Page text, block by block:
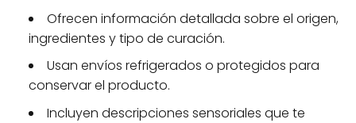
Ofrecen información detallada sobre el origen,
ingredientes y tipo de curación.
Usan envíos refrigerados o protegidos para
conservar el producto.
Incluyen descripciones sensoriales que te